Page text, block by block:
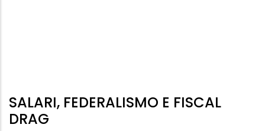
SALARI, FEDERALISMO E FISCAL
DRAG